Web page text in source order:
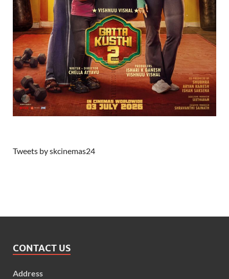
Tweets by skcinemas24
CONTACT US
Address